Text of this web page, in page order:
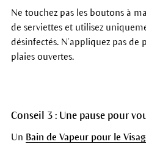
Ne touchez pas les boutons à
de serviettes et utilisez
désinfectés. N’appliquez pas de
plaies ouvertes.
Conseil 3 : Une pause pour
Un Bain de Vapeur pour le